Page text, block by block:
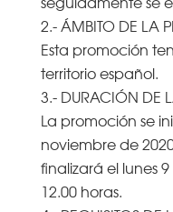
2.- ÁMBITO DE LA
Esta promoción
territorio español.
3.- DURACIÓN DE
La promoción se
noviembre de
finalizará el lunes
12.00 horas.